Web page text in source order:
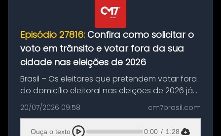
Episódio 27816: Confira como solicitar o
voto em trânsito e votar fora da sua
cidade nas eleições de 2026
Brasil – Os eleitores que pretendem votar fora
do domicílio eleitoral nas eleições de 2026 já
podem solicitar o voto em trânsito a partir
desta segunda-feira (20). O pedido pode ser
feito até 20 de ag...
20/07/2026 09:58 cm7brasil.com
Ouça o texto 0:00 / 1:28